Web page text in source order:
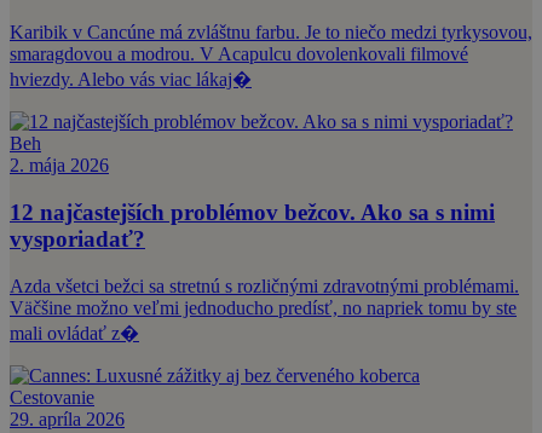
Karibik v Cancúne má zvláštnu farbu. Je to niečo medzi tyrkysovou,
smaragdovou a modrou. V Acapulcu dovolenkovali filmové
hviezdy. Alebo vás viac lákaj�
Beh
2. mája 2026
12 najčastejších problémov bežcov. Ako sa s nimi
vysporiadať?
Azda všetci bežci sa stretnú s rozličnými zdravotnými problémami.
Väčšine možno veľmi jednoducho predísť, no napriek tomu by ste
mali ovládať z�
Cestovanie
29. apríla 2026